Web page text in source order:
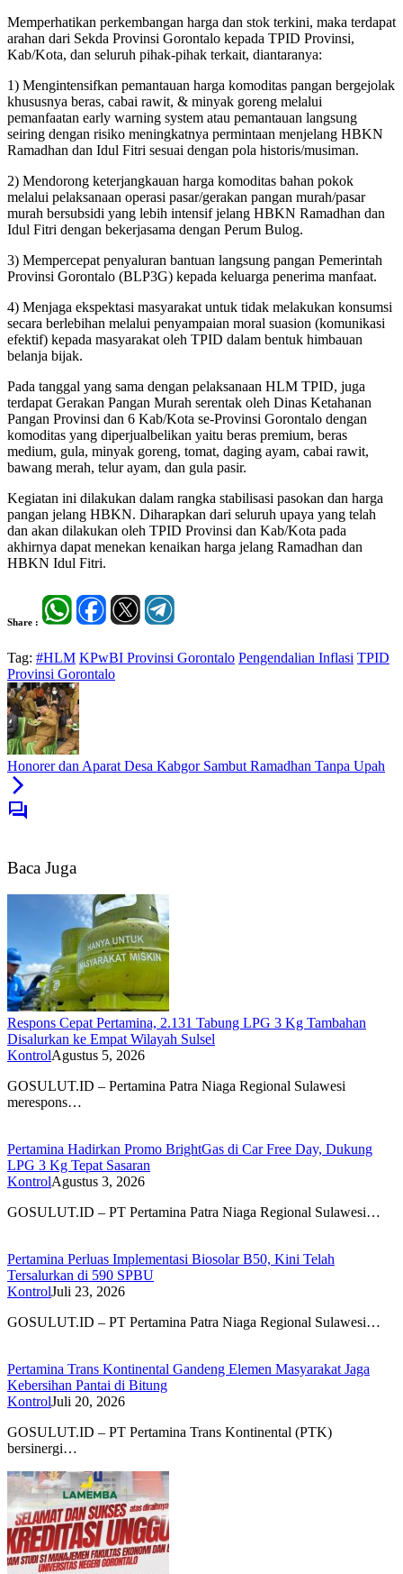
Memperhatikan perkembangan harga dan stok terkini, maka terdapat
arahan dari Sekda Provinsi Gorontalo kepada TPID Provinsi,
Kab/Kota, dan seluruh pihak-pihak terkait, diantaranya:
1) Mengintensifkan pemantauan harga komoditas pangan bergejolak
khususnya beras, cabai rawit, & minyak goreng melalui
pemanfaatan early warning system atau pemantauan langsung
seiring dengan risiko meningkatnya permintaan menjelang HBKN
Ramadhan dan Idul Fitri sesuai dengan pola historis/musiman.
2) Mendorong keterjangkauan harga komoditas bahan pokok
melalui pelaksanaan operasi pasar/gerakan pangan murah/pasar
murah bersubsidi yang lebih intensif jelang HBKN Ramadhan dan
Idul Fitri dengan bekerjasama dengan Perum Bulog.
3) Mempercepat penyaluran bantuan langsung pangan Pemerintah
Provinsi Gorontalo (BLP3G) kepada keluarga penerima manfaat.
4) Menjaga ekspektasi masyarakat untuk tidak melakukan konsumsi
secara berlebihan melalui penyampaian moral suasion (komunikasi
efektif) kepada masyarakat oleh TPID dalam bentuk himbauan
belanja bijak.
Pada tanggal yang sama dengan pelaksanaan HLM TPID, juga
terdapat Gerakan Pangan Murah serentak oleh Dinas Ketahanan
Pangan Provinsi dan 6 Kab/Kota se-Provinsi Gorontalo dengan
komoditas yang diperjualbelikan yaitu beras premium, beras
medium, gula, minyak goreng, tomat, daging ayam, cabai rawit,
bawang merah, telur ayam, dan gula pasir.
Kegiatan ini dilakukan dalam rangka stabilisasi pasokan dan harga
pangan jelang HBKN. Diharapkan dari seluruh upaya yang telah
dan akan dilakukan oleh TPID Provinsi dan Kab/Kota pada
akhirnya dapat menekan kenaikan harga jelang Ramadhan dan
HBKN Idul Fitri.
Share :
Tag: #HLM KPwBI Provinsi Gorontalo Pengendalian Inflasi TPID
Provinsi Gorontalo
Honorer dan Aparat Desa Kabgor Sambut Ramadhan Tanpa Upah
Baca Juga
Respons Cepat Pertamina, 2.131 Tabung LPG 3 Kg Tambahan
Disalurkan ke Empat Wilayah Sulsel
KontrolAgustus 5, 2026
GOSULUT.ID – Pertamina Patra Niaga Regional Sulawesi
merespons…
Pertamina Hadirkan Promo BrightGas di Car Free Day, Dukung
LPG 3 Kg Tepat Sasaran
KontrolAgustus 3, 2026
GOSULUT.ID – PT Pertamina Patra Niaga Regional Sulawesi…
Pertamina Perluas Implementasi Biosolar B50, Kini Telah
Tersalurkan di 590 SPBU
KontrolJuli 23, 2026
GOSULUT.ID – PT Pertamina Patra Niaga Regional Sulawesi…
Pertamina Trans Kontinental Gandeng Elemen Masyarakat Jaga
Kebersihan Pantai di Bitung
KontrolJuli 20, 2026
GOSULUT.ID – PT Pertamina Trans Kontinental (PTK)
bersinergi…